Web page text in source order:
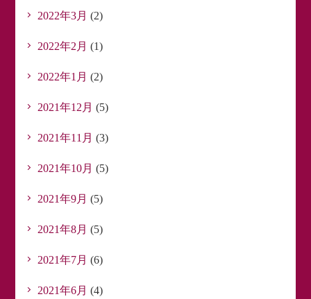
2022年3月 (2)
2022年2月 (1)
2022年1月 (2)
2021年12月 (5)
2021年11月 (3)
2021年10月 (5)
2021年9月 (5)
2021年8月 (5)
2021年7月 (6)
2021年6月 (4)